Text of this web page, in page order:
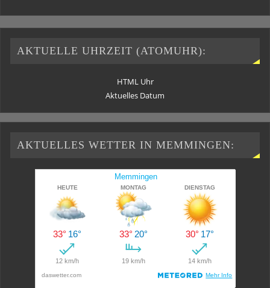
AKTUELLE UHRZEIT (ATOMUHR):
HTML Uhr
Aktuelles Datum
AKTUELLES WETTER IN MEMMINGEN: